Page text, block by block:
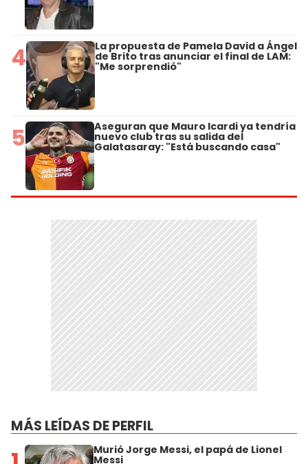
4 La propuesta de Pamela David a Ángel
de Brito tras anunciar el final de LAM:
"Me sorprendió"
5 Aseguran que Mauro Icardi ya tendría
nuevo club tras su salida del
Galatasaray: "Está buscando casa"
MÁS LEÍDAS DE PERFIL
Murió Jorge Messi, el papá de Lionel
Messi